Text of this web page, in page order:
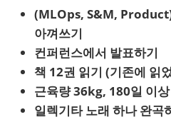
(MLOps, S&M,
아껴쓰기
컨퍼런스에서 발표하기
책 12권 읽기 (기존에 읽
근육량 36kg, 180일 이
일렉기타 노래 하나 완곡